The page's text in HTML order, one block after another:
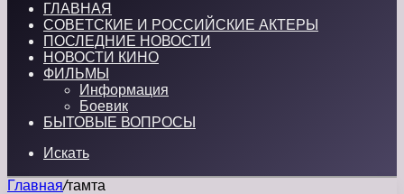
ГЛАВНАЯ
СОВЕТСКИЕ И РОССИЙСКИЕ АКТЕРЫ
ПОСЛЕДНИЕ НОВОСТИ
НОВОСТИ КИНО
ФИЛЬМЫ
Информация
Боевик
БЫТОВЫЕ ВОПРОСЫ
Искать
Главная/тамта